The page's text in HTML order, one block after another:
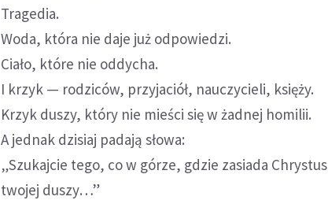
Tragedia.
Woda, która nie daje już odpowiedzi.
Ciało, które nie oddycha.
I krzyk — rodziców, przyjaciół, nauczycieli, księży.
Krzyk duszy, który nie mieści się w żadnej homilii.
A jednak dzisiaj padają słowa:
„Szukajcie tego, co w górze, gdzie zasiada
twojej duszy…”